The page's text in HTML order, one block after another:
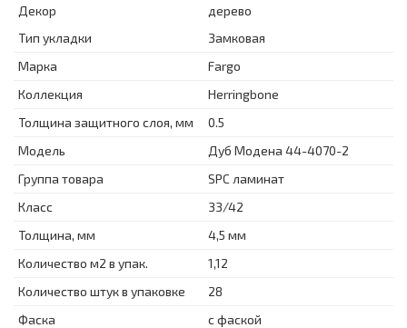
Декор
дерево
Тип укладки
Замковая
Марка
Fargo
Коллекция
Herringbone
Толщина защитного слоя, мм
0.5
Модель
Дуб Модена 44-4070-2
Группа товара
SPC ламинат
Класс
33/42
Толщина, мм
4,5 мм
Количество м2 в упак.
1,12
Количество штук в упаковке
28
Фаска
с фаской